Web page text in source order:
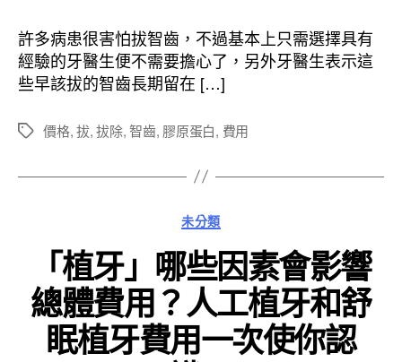
者
佈
日
期
許多病患很害怕拔智齒，不過基本上只需選擇具有
經驗的牙醫生便不需要擔心了，另外牙醫生表示這
些早該拔的智齒長期留在 […]
標
價格,拔,拔除,智齒, 膠原蛋白, 費用
分
類
未分類
「植牙」哪些因素會影響
總體費用？人工植牙和舒
眠植牙費用一次使你認